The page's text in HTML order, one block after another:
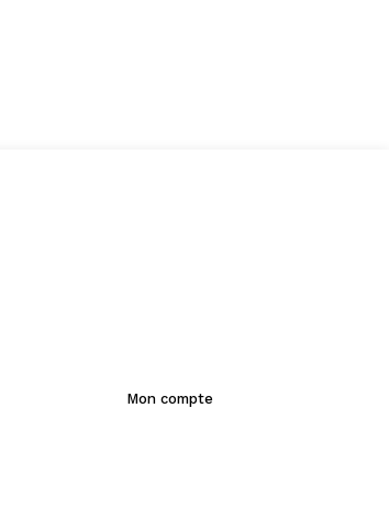
Mon compte